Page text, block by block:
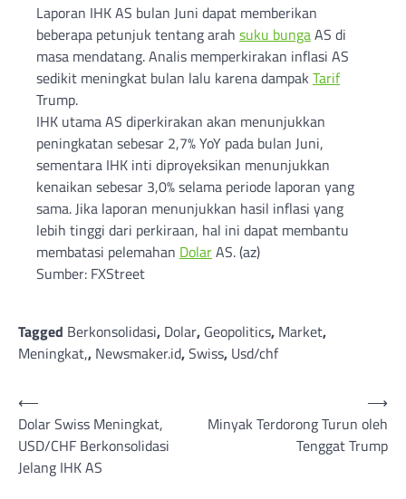
Laporan IHK AS bulan Juni dapat memberikan
beberapa petunjuk tentang arah suku bungaAS di
masa mendatang. Analis memperkirakan inflasi AS
sedikit meningkat bulan lalu karena dampak Tarif
Trump.
IHK utama AS diperkirakan akan menunjukkan
peningkatan sebesar 2,7% YoY pada bulan Juni,
sementara IHK inti diproyeksikan menunjukkan
kenaikan sebesar 3,0% selama periode laporan yang
sama. Jika laporan menunjukkan hasil inflasi yang
lebih tinggi dari perkiraan, hal ini dapat membantu
membatasi pelemahan DolarAS. (az)
Sumber: FXStreet
Tagged Berkonsolidasi, Dolar, Geopolitics, Market,
Meningkat,, Newsmaker.id,Swiss, Usd/chf
Post
navigation
⟵
Dolar Swiss Meningkat,
USD/CHF Berkonsolidasi
Jelang IHK AS
Minyak Terdorong Turun oleh
Tenggat Trump
⟶